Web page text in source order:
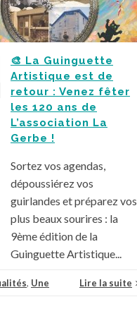
🎨 La Guinguette
Artistique est de
retour : Venez fêter
les 120 ans de
L’association La
Gerbe !
Sortez vos agendas,
dépoussiérez vos
guirlandes et préparez vos
plus beaux sourires : la
9ème édition de la
Guinguette Artistique...
, Une Lire la suite